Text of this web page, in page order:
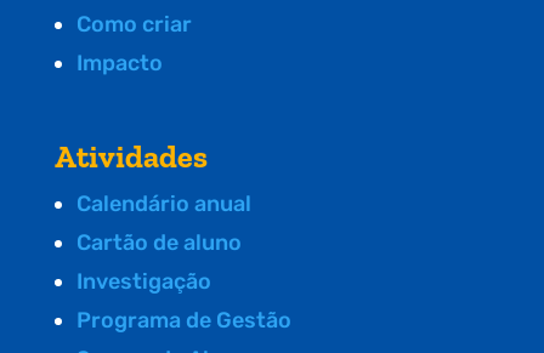
Como criar
Impacto
Atividades
Calendário anual
Cartão de aluno
Investigação
Programa de Gestão